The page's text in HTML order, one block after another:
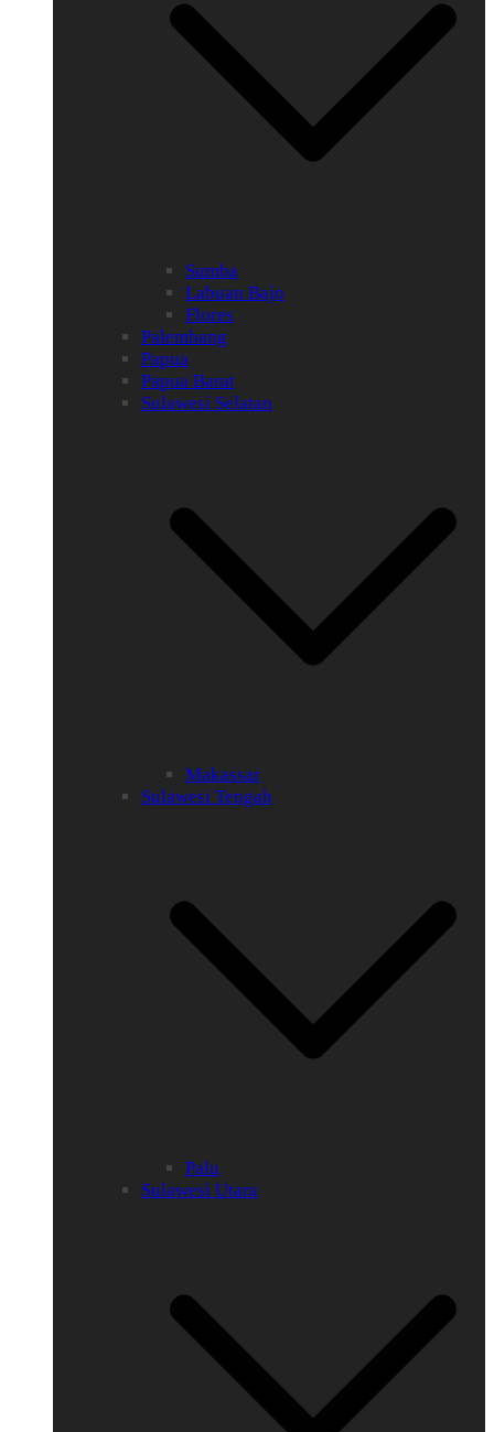
Sumba
Labuan Bajo
Flores
Palembang
Papua
Papua Barat
Sulawesi Selatan
Makassar
Sulawesi Tengah
Palu
Sulawesi Utara